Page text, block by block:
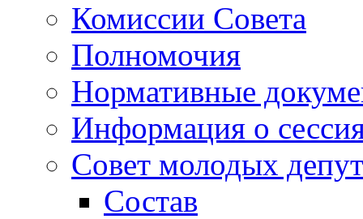
Комиссии Совета
Полномочия
Нормативные
Информация о
Совет молодых
Состав